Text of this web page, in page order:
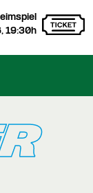
19:30h